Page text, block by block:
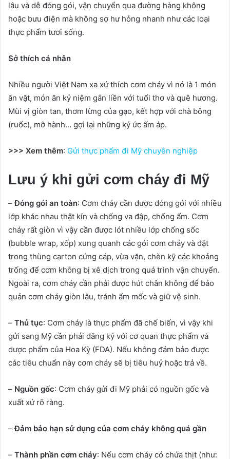
lâu và dễ đóng gói, vận chuyển qua đường hàng không
hoặc bưu điện mà không sợ hư hỏng nhanh như các loại
thực phẩm tươi sống.
Sở thích cá nhân
Nhiều người Việt Nam xa xứ thích cơm cháy vì nó là 1 món
ăn vặt, món ăn kỷ niệm gắn liền với tuổi thơ và quê hương.
Mùi vị giòn tan, thơm lừng của gạo, kết hợp với chà bông
(ruốc), mỡ hành… gợi lại những ký ức ấm áp.
>>> Xem thêm: Gửi thực phẩm đi Mỹ chuyên nghiệp
Lưu ý khi gửi cơm cháy đi Mỹ
–Đóng gói an toàn: Cơm cháy cần được đóng gói với nhiều
lớp khác nhau thật kín và chống va đập, chống ẩm. Cơm
cháy rất giòn vì vậy cần được lót nhiều lớp chống sốc
(bubble wrap, xốp) xung quanh các gói cơm cháy và đặt
trong thùng carton cứng cáp, vừa vặn, chèn kỹ các khoảng
trống để cơm không bị xê dịch trong quá trình vận chuyển.
Ngoài ra, cơm cháy cần phải được hút chân không để bảo
quản cơm cháy giòn lâu, tránh ẩm mốc và giữ vệ sinh.
– Thủ tục: Cơm cháy là thực phẩm đã chế biến, vì vậy khi
gửi sang Mỹ cần phải đăng ký với cơ quan thực phẩm và
dược phẩm của Hoa Kỳ (FDA). Nếu không đảm bảo được
các tiêu chuẩn này cơm cháy sẽ bị tiêu huỷ hoặc trả về.
– Nguồn gốc: Cơm cháy gửi đi Mỹ phải có nguồn gốc và
xuất xứ rõ ràng.
–Đảm bảo hạn sử dụng của cơm cháy không quá gần
– Thành phần cơm cháy: Nếu cơm cháy có chứa thịt (như: